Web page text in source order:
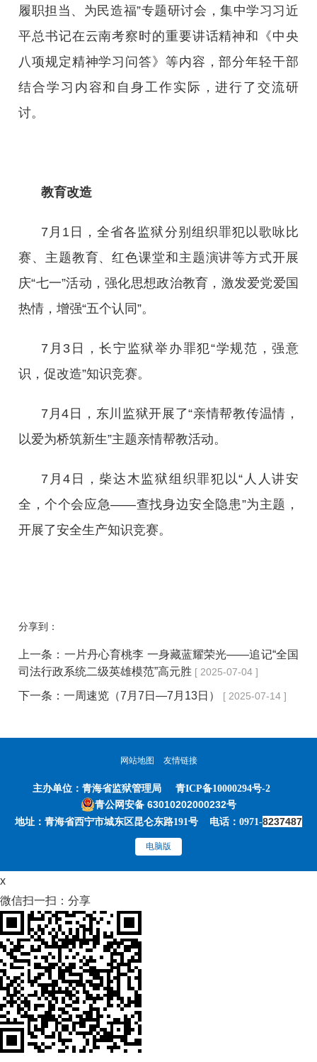
履职担当、为民造福”专题研讨会，集中学习习近
平总书记在云南考察时的重要讲话精神和《中央
八项规定精神学习问答》等内容，部分年轻干部
结合学习内容和自身工作实际，进行了交流研
讨。
教育改造
7月1日，全省各监狱分别组织罪犯以歌咏比
赛、主题教育、红色课堂和主题演讲等方式开展
庆“七一”活动，强化思想政治教育，激发爱党爱国
热情，增强“五个认同”。
7月3日，长宁监狱举办罪犯“学规范，强意
识，促改造”知识竞赛。
7月4日，东川监狱开展了“亲情帮教传温情，
以爱为桥筑新生”主题亲情帮教活动。
7月4日，柴达木监狱组织罪犯以“人人讲安
全，个个会应急——查找身边安全隐患”为主题，
开展了安全生产知识竞赛。
分享到：
上一条： 一片丹心育桃李 一身藏蓝耀荣光——追记“全国
司法行政系统二级英雄模范”高元胜 [ 2025-07-04 ]
下一条：一周速览（7月7日—7月13日） [ 2025-07-14 ]
网站地图 友情链接
主办单位： 青海省监狱管理局 青ICP备10000294号-2
青公网安备 63010202000232号
地址：青海省西宁市城东区昆仑东路191号 电话：0971-8237487
电脑版
x
微信扫一扫：分享